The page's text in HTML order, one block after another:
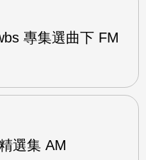
專集選曲下 FM
選集 AM